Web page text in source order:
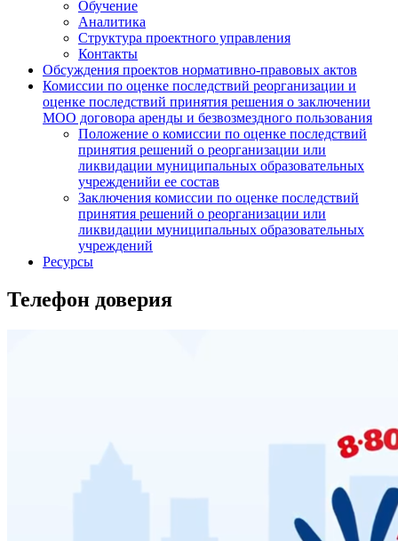
Обучение
Аналитика
Структура проектного управления
Контакты
Обсуждения проектов нормативно-правовых актов
Комиссии по оценке последствий реорганизации и
оценке последствий принятия решения о заключении
МОО договора аренды и безвозмездного пользования
Положение о комиссии по оценке последствий
принятия решений о реорганизации или
ликвидации муниципальных образовательных
учрежденийи ее состав
Заключения комиссии по оценке последствий
принятия решений о реорганизации или
ликвидации муниципальных образовательных
учреждений
Ресурсы
Телефон доверия